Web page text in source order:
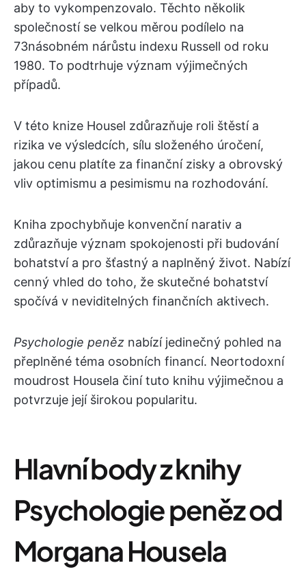
aby to vykompenzovalo. Těchto několik
společností se velkou měrou podílelo na
73násobném nárůstu indexu Russell od roku
1980. To podtrhuje význam výjimečných
případů.
V této knize Housel zdůrazňuje roli štěstí a
rizika ve výsledcích, sílu složeného úročení,
jakou cenu platíte za finanční zisky a obrovský
vliv optimismu a pesimismu na rozhodování.
Kniha zpochybňuje konvenční narativ a
zdůrazňuje význam spokojenosti při budování
bohatství a pro šťastný a naplněný život. Nabízí
cenný vhled do toho, že skutečné bohatství
spočívá v neviditelných finančních aktivech.
Psychologie peněz nabízí jedinečný pohled na
přeplněné téma osobních financí. Neortodoxní
moudrost Housela činí tuto knihu výjimečnou a
potvrzuje její širokou popularitu.
Hlavní body z knihy
Psychologie peněz od
Morgana Housela